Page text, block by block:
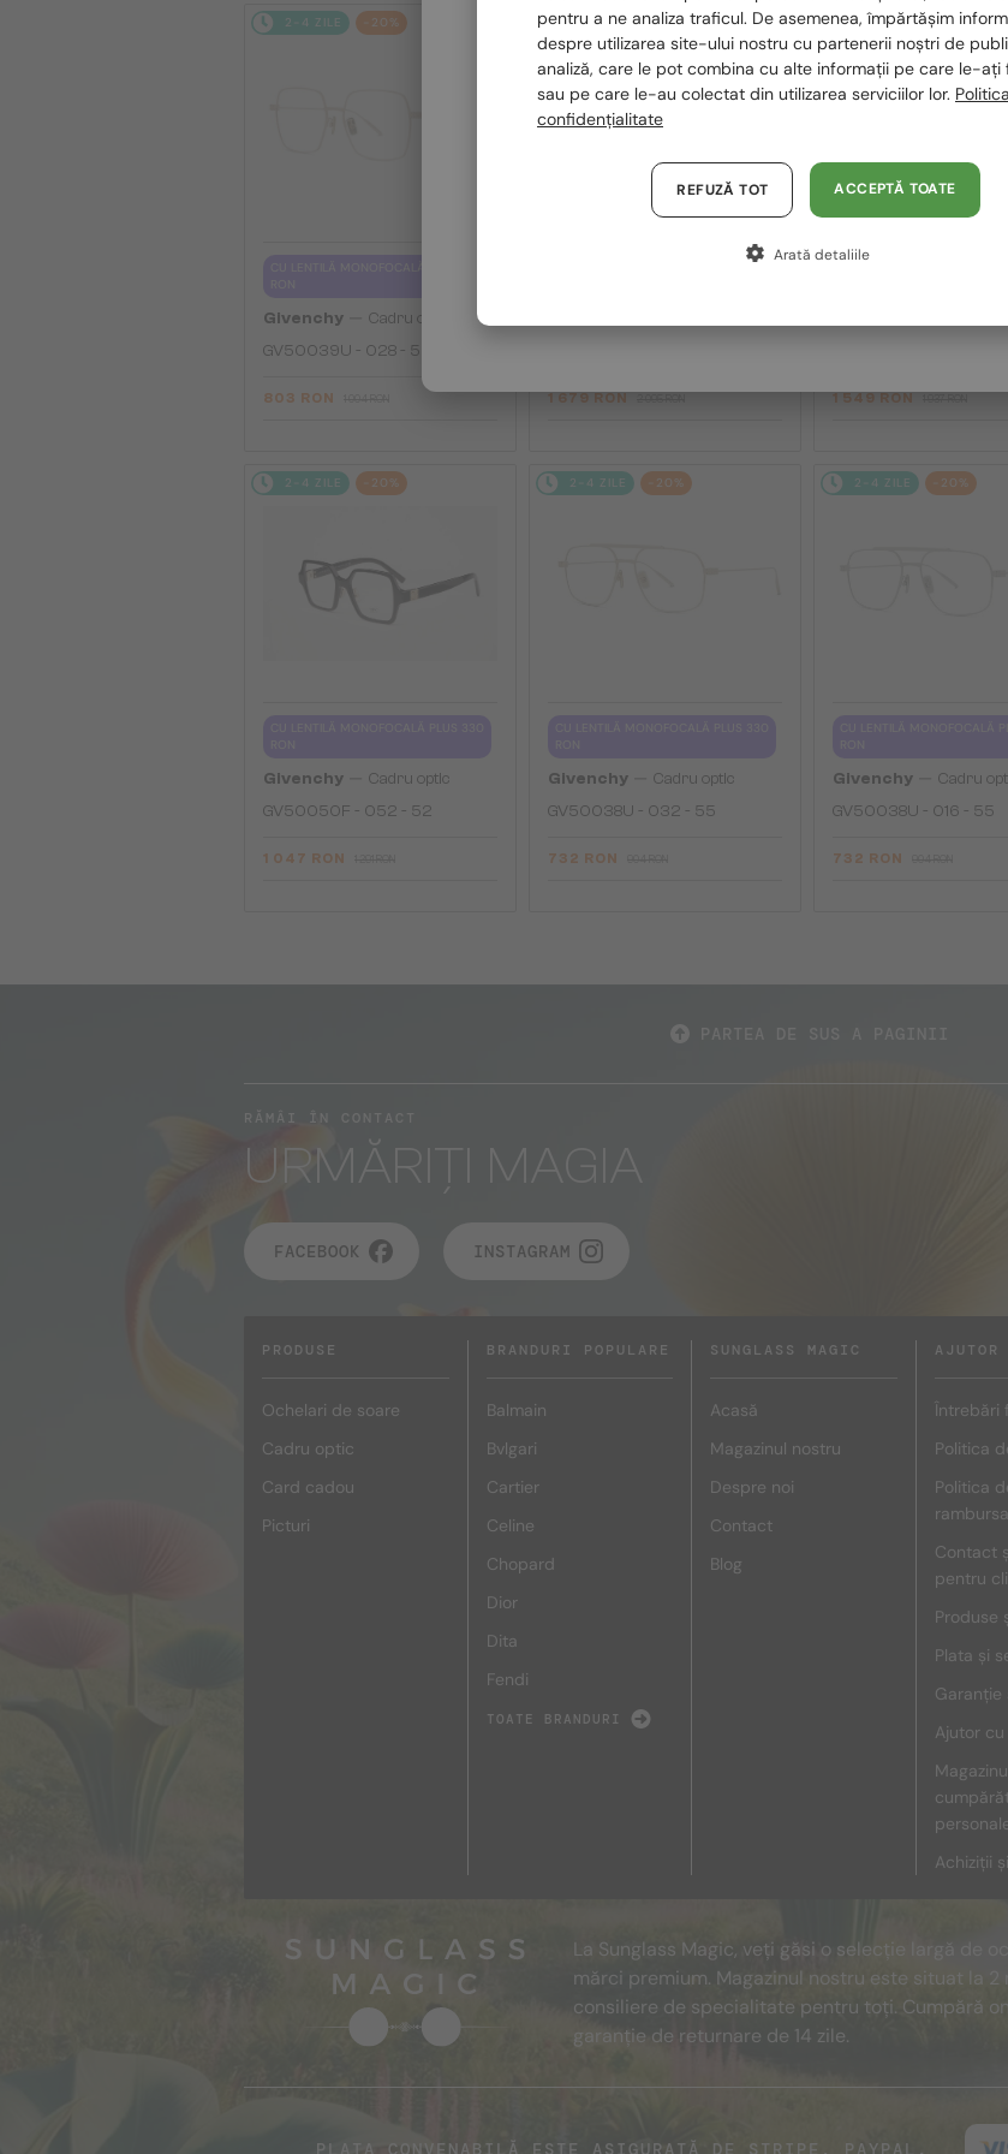
2-4 ZILE -20%
Givenchy
Cadru optic
GV50039U - 028 - 55
803 RON
2-4 ZILE -20%
1 679 RON
2-4 ZILE -20%
1 549 RON
2-4 ZILE -20%
Givenchy
Cadru optic
GV50050F - 052 - 52
1 047 RON
2-4 ZILE -20%
Givenchy
Cadru optic
GV50038U - 032 - 55
732 RON
2-4 ZILE -20%
Givenchy
Cadru
GV50038U - 016 - 55
732 RON
RĂMÂI ÎN CONTACT
URMĂRIȚI MAGIA
FACEBOOK INSTAGRAM
PRODUSE
Ochelari de soare
Cadru optic
Card cadou
Picturi
BRANDURI POPULARE
Balmain
Bvlgari
Cartier
Celine
Chopard
Dior
Dita
Fendi
TOATE BRANDURI
SUNGLASS MAGIC
Acasă
Magazinul nostru
Despre noi
Contact
Blog
AJUTOR
Întrebări
Politica
Politica
Contact
pentru
Produse
Plata și
Garanție
Ajutor
Achiziții
La Sunglass Magic, veți găsi o selecție largă de
mărci premium. Magazinul nostru este situat la 2
consiliere de specialitate pentru toți. Cumpără
garanție de returnare de 14 zile.
PLATA CONVENABILĂ ESTE ASIGURATĂ DE STRIPE, PAYPAL.
România / RO
Polska / PL
Magyarország / HU
Austria / AT
pentru a ne analiza traficul. De asemenea, împărtășim
despre utilizarea site-ului nostru cu partenerii noștri de
analiză, care le pot combina cu alte informații pe care le-ați
sau pe care le-au colectat din utilizarea serviciilor lor.
confidențialitate
ACCEPTĂ TOATE
REFUZĂ TOT
Arată detaliile